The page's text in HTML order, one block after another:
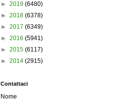
► 2019 (6480)
► 2018 (6378)
► 2017 (6349)
► 2016 (5941)
► 2015 (6117)
► 2014 (2915)
Contattaci
Nome